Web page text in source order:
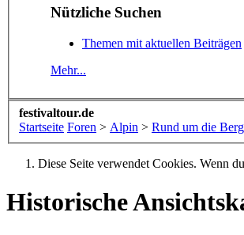
Nützliche Suchen
Themen mit aktuellen Beiträgen
Mehr...
festivaltour.de
Startseite Foren > Alpin > Rund um die
Diese Seite verwendet Cookies. Wenn
Historische